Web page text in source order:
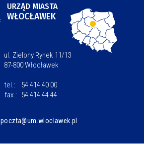
URZĄD MIASTA
WŁOCŁAWEK
ul. Zielony Rynek 11/13
87-800 Włocławek
tel.:
54 414 40 00
fax.:
54 414 44 44
poczta@um.wloclawek.pl